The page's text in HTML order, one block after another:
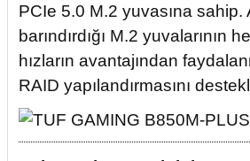
PCIe 5.0 M.2 yuvasına sahip.
barındırdığı M.2 yuvalarının
hızların avantajından
RAID yapılandırmasını